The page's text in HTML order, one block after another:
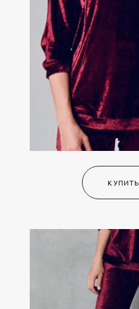
КУПИТЬ